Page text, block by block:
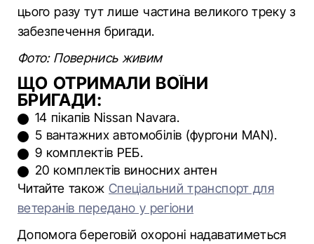
цього разу тут лише частина великого треку з
забезпечення бригади.
Фото: Повернись живим
ЩО ОТРИМАЛИ ВОЇНИ
БРИГАДИ:
14 пікапів Nissan Navara.
5 вантажних автомобілів (фургони MAN).
9 комплектів РЕБ.
20 комплектів виносних антен
Читайте такожСпеціальний транспорт для
ветеранів передано у регіони
Допомога береговій охороні надаватиметься